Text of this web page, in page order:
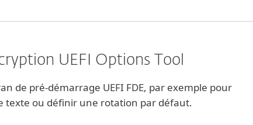
UEFI Options Tool
de pré-démarrage UEFI FDE, par exemple pour
texte ou définir une rotation par défaut.